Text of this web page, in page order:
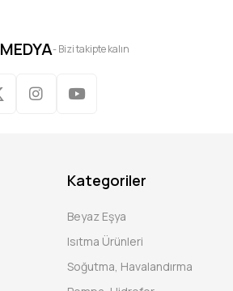
- Bizi takipte kalın
Kategoriler
Beyaz Eşya
Isıtma Ürünleri
Soğutma, Havalandırma